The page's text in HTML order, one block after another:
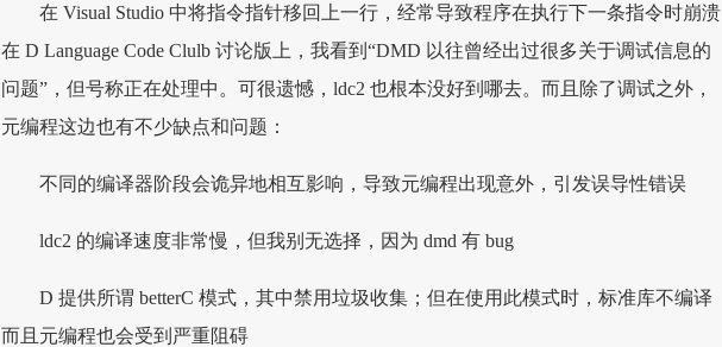
在 Visual Studio 中将指令指针移回上一行，经常导致程序在执行下一条指令时崩溃
在 D Language Code Clulb 讨论版上，我看到“DMD 以往曾经出过很多关于调试信息的
问题”，但号称正在处理中。可很遗憾，ldc2 也根本没好到哪去。而且除了调试之外，
元编程这边也有不少缺点和问题：
不同的编译器阶段会诡异地相互影响，导致元编程出现意外，引发误导性错误
ldc2 的编译速度非常慢，但我别无选择，因为 dmd 有 bug
D 提供所谓 betterC 模式，其中禁用垃圾收集；但在使用此模式时，标准库不编译
而且元编程也会受到严重阻碍